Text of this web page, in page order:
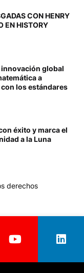
CON HENRY
EN HISTORY
global
a
los estándares
éxito y marca el
a la Luna
derechos